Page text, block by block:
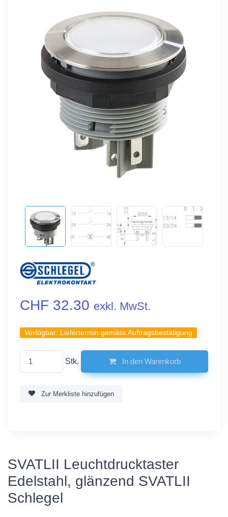
CHF 32.30 exkl. MwSt.
Verfügbar: Liefertermin gemäss Auftragsbestätigung
Stk. In den Warenkorb
Zur Merkliste hinzufügen
SVATLII Leuchtdrucktaster
Edelstahl, glänzend SVATLII
Schlegel